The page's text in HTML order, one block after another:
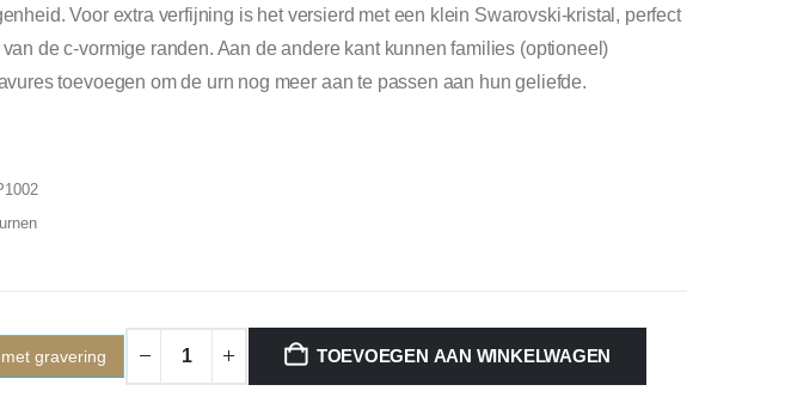
Voor extra verfijning is het versierd met een klein Swarovski-kristal, perfect
de c-vormige randen. Aan de andere kant kunnen families (optioneel)
toevoegen om de urn nog meer aan te passen aan hun geliefde.
gravering TOEVOEGEN AAN WINKELWAGEN